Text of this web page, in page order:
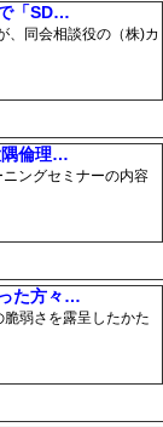
「SD…
同会相談役の（株)カ
隅倫理…
ングセミナーの内容
た方々…
弱さを露呈したかた